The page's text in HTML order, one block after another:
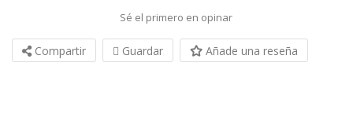
Sé el primero en opinar
Compartir Guardar Añade una reseña